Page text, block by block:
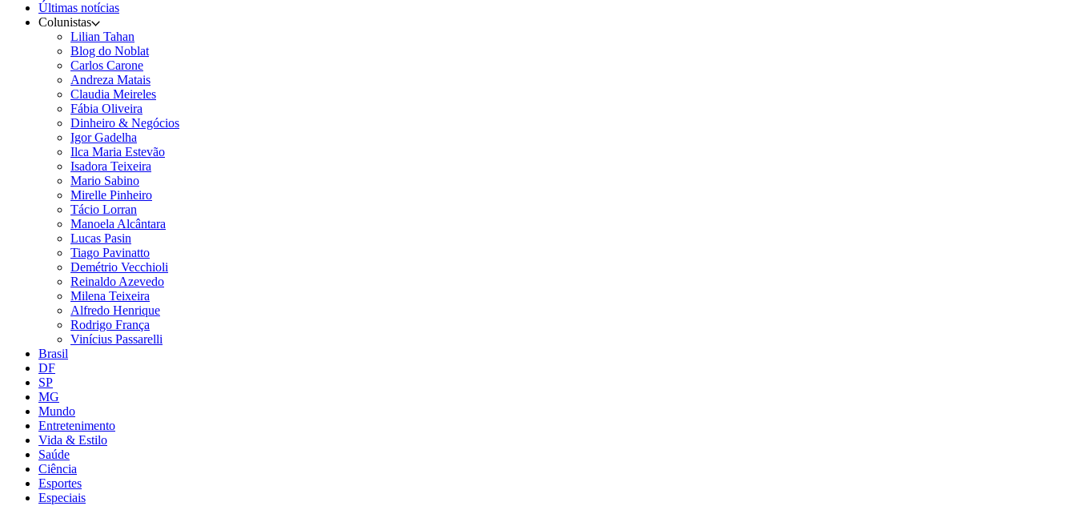
Últimas notícias
Colunistas
Lilian Tahan
Blog do Noblat
Carlos Carone
Andreza Matais
Claudia Meireles
Fábia Oliveira
Dinheiro & Negócios
Igor Gadelha
Ilca Maria Estevão
Isadora Teixeira
Mario Sabino
Mirelle Pinheiro
Tácio Lorran
Manoela Alcântara
Lucas Pasin
Tiago Pavinatto
Demétrio Vecchioli
Reinaldo Azevedo
Milena Teixeira
Alfredo Henrique
Rodrigo França
Vinícius Passarelli
Brasil
DF
SP
MG
Mundo
Entretenimento
Vida & Estilo
Saúde
Ciência
Esportes
Especiais